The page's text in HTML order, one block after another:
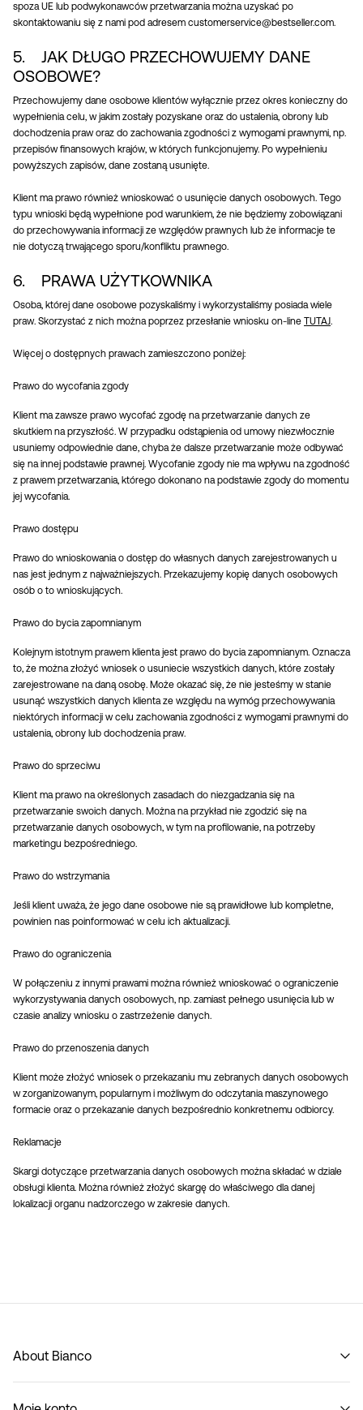
spoza UE lub podwykonawców przetwarzania można uzyskać po
skontaktowaniu się z nami pod adresem customerservice@bestseller.com.
5. JAK DŁUGO PRZECHOWUJEMY DANE
OSOBOWE?
Przechowujemy dane osobowe klientów wyłącznie przez okres konieczny do
wypełnienia celu, w jakim zostały pozyskane oraz do ustalenia, obrony lub
dochodzenia praw oraz do zachowania zgodności z wymogami prawnymi, np.
przepisów finansowych krajów, w których funkcjonujemy. Po wypełnieniu
powyższych zapisów, dane zostaną usunięte.
Klient ma prawo również wnioskować o usunięcie danych osobowych. Tego
typu wnioski będą wypełnione pod warunkiem, że nie będziemy zobowiązani
do przechowywania informacji ze względów prawnych lub że informacje te
nie dotyczą trwającego sporu/konfliktu prawnego.
6. PRAWA UŻYTKOWNIKA
Osoba, której dane osobowe pozyskaliśmy i wykorzystaliśmy posiada wiele
praw. Skorzystać z nich można poprzez przesłanie wniosku on-line TUTAJ.
Więcej o dostępnych prawach zamieszczono poniżej:
Prawo do wycofania zgody
Klient ma zawsze prawo wycofać zgodę na przetwarzanie danych ze
skutkiem na przyszłość. W przypadku odstąpienia od umowy niezwłocznie
usuniemy odpowiednie dane, chyba że dalsze przetwarzanie może odbywać
się na innej podstawie prawnej. Wycofanie zgody nie ma wpływu na zgodność
z prawem przetwarzania, którego dokonano na podstawie zgody do momentu
jej wycofania.
Prawo dostępu
Prawo do wnioskowania o dostęp do własnych danych zarejestrowanych u
nas jest jednym z najważniejszych. Przekazujemy kopię danych osobowych
osób o to wnioskujących.
Prawo do bycia zapomnianym
Kolejnym istotnym prawem klienta jest prawo do bycia zapomnianym. Oznacza
to, że można złożyć wniosek o usuniecie wszystkich danych, które zostały
zarejestrowane na daną osobę. Może okazać się, że nie jesteśmy w stanie
usunąć wszystkich danych klienta ze względu na wymóg przechowywania
niektórych informacji w celu zachowania zgodności z wymogami prawnymi do
ustalenia, obrony lub dochodzenia praw.
Prawo do sprzeciwu
Klient ma prawo na określonych zasadach do niezgadzania się na
przetwarzanie swoich danych. Można na przykład nie zgodzić się na
przetwarzanie danych osobowych, w tym na profilowanie, na potrzeby
marketingu bezpośredniego.
Prawo do wstrzymania
Jeśli klient uważa, że jego dane osobowe nie są prawidłowe lub kompletne,
powinien nas poinformować w celu ich aktualizacji.
Prawo do ograniczenia
W połączeniu z innymi prawami można również wnioskować o ograniczenie
wykorzystywania danych osobowych, np. zamiast pełnego usunięcia lub w
czasie analizy wniosku o zastrzeżenie danych.
Prawo do przenoszenia danych
Klient może złożyć wniosek o przekazaniu mu zebranych danych osobowych
w zorganizowanym, popularnym i możliwym do odczytania maszynowego
formacie oraz o przekazanie danych bezpośrednio konkretnemu odbiorcy.
Reklamacje
Skargi dotyczące przetwarzania danych osobowych można składać w dziale
obsługi klienta. Można również złożyć skargę do właściwego dla danej
lokalizacji organu nadzorczego w zakresie danych.
About Bianco